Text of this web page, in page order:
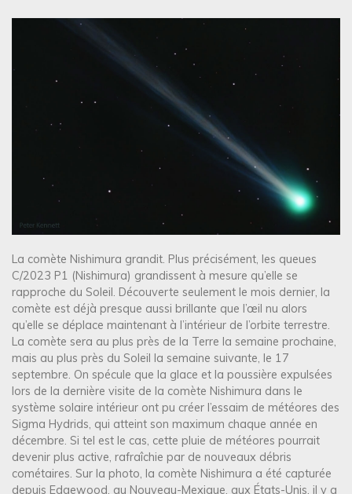
La comète Nishimura grandit. Plus précisément, les queues
C/2023 P1 (Nishimura) grandissent à mesure qu’elle se
rapproche du Soleil. Découverte seulement le mois dernier, la
comète est déjà presque aussi brillante que l’œil nu alors
qu’elle se déplace maintenant à l’intérieur de l’orbite terrestre.
La comète sera au plus près de la Terre la semaine prochaine,
mais au plus près du Soleil la semaine suivante, le 17
septembre. On spécule que la glace et la poussière expulsées
lors de la dernière visite de la comète Nishimura dans le
système solaire intérieur ont pu créer l’essaim de météores des
Sigma Hydrids, qui atteint son maximum chaque année en
décembre. Si tel est le cas, cette pluie de météores pourrait
devenir plus active, rafraîchie par de nouveaux débris
cométaires. Sur la photo, la comète Nishimura a été capturée
depuis Edgewood, au Nouveau-Mexique, aux États-Unis, il y a